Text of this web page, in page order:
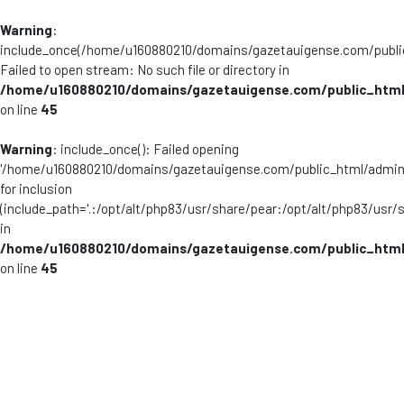
Warning:
include_once(/home/u160880210/domains/gazetauigense.com/
Failed to open stream: No such file or directory in
/home/u160880210/domains/gazetauigense.com/
on line 45
Warning: include_once(): Failed opening
'/home/u160880210/domains/gazetauigense.com/public_html/
for inclusion
(include_path='.:/opt/alt/php83/usr/share/pear:/opt/alt/php83/
in
/home/u160880210/domains/gazetauigense.com/
on line 45